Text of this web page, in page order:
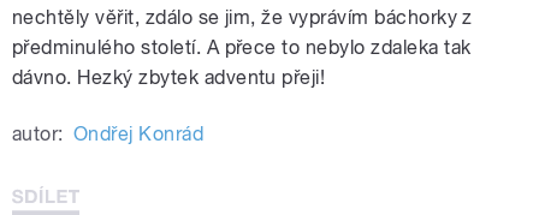
nechtěly věřit, zdálo se jim, že vyprávím báchorky z
předminulého století. A přece to nebylo zdaleka tak
dávno. Hezký zbytek adventu přeji!
autor: Ondřej Konrád